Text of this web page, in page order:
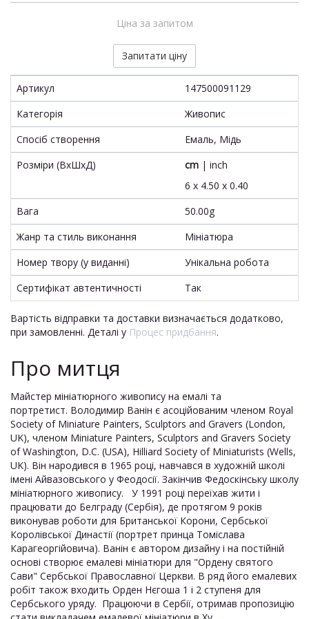
Ціна за запитом
Запитати ціну
Артикул
147500091129
Категорія
Живопис
Спосіб створення
Емаль, Мідь
Розміри (ВхШхД)
cm | inch
6 x 4.50 x 0.40
Вага
50.00g
Жанр та стиль виконання
Мініатюра
Номер твору (у виданні)
Унікальна робота
Сертифікат автентичності
Так
Вартість відправки та доставки визначається додатково,
при замовленні. Деталі у Процес придбання.
Про митця
Майстер мініатюрного живопису на емалі та
портретист. Володимир Ванін є асоційованим членом Royal
Society of Miniature Painters, Sculptors and Gravers (London,
UK), членом Miniature Painters, Sculptors and Gravers Society
of Washington, D.C. (USA), Hilliard Society of Miniaturists (Wells,
UK). Він народився в 1965 році, навчався в художній школі
імені Айвазовського у Феодосії. Закінчив Федоскінську школу
мініатюрного живопису. У 1991 році переїхав жити і
працювати до Белграду (Сербія), де протягом 9 років
виконував роботи для Британської Корони, Сербської
Королівської Династії (портрет принца Томіслава
Карагеоргійовича). Ванін є автором дизайну і на постійній
основі створює емалеві мініатюри для "Ордену святого
Сави" Сербської Православної Церкви. В ряд його емалевих
робіт також входить Орден Нєгоша 1 і 2 ступеня для
Сербського уряду. Працюючи в Сербії, отримав пропозицію